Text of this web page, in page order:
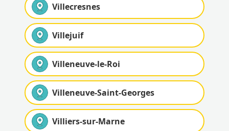
Villecresnes
Villejuif
Villeneuve-le-Roi
Villeneuve-Saint-Georges
Villiers-sur-Marne